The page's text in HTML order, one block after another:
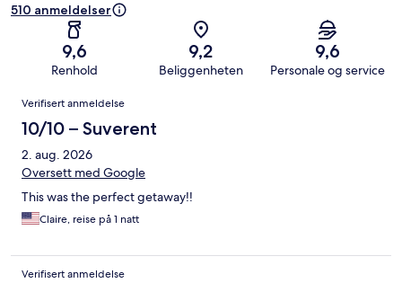
510 anmeldelser
9,6
Renhold
9,2
Beliggenheten
9,6
Personale og service
Anmeldelser
Verifisert anmeldelse
10/10 – Suverent
2. aug. 2026
Oversett med Google
This was the perfect getaway!!
Claire, reise på 1 natt
Verifisert anmeldelse